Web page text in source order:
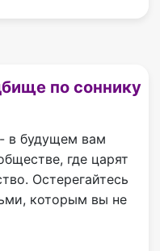
по соннику
в будущем вам
где царят
Остерегайтесь
которым вы не